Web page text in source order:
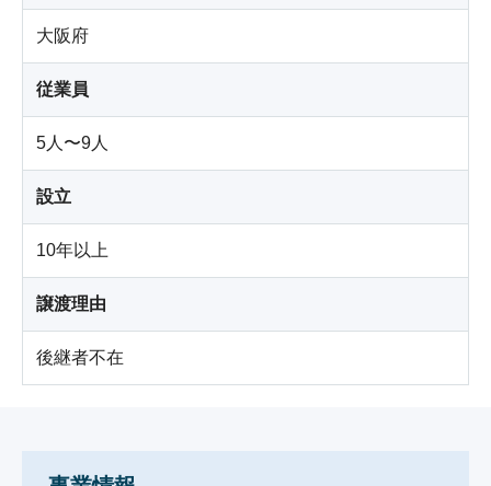
大阪府
従業員
5人〜9人
設立
10年以上
譲渡理由
後継者不在